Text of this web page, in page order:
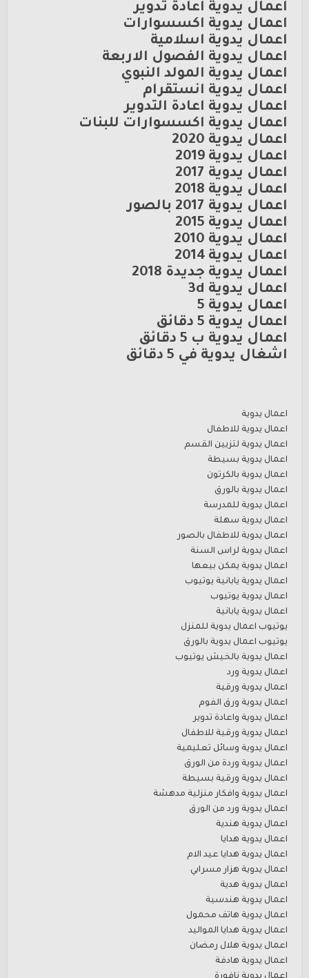
اعمال يدوية اعادة تدوير
اعمال يدوية اكسسوارات
اعمال يدوية اسلامية
اعمال يدوية الفصول الاربعة
اعمال يدوية المولد النبوي
اعمال يدوية انستقرام
اعمال يدوية اعادة التدوير
اعمال يدوية اكسسوارات للبنات
اعمال يدوية 2020
اعمال يدوية 2019
اعمال يدوية 2017
اعمال يدوية 2018
اعمال يدوية 2017 بالصور
اعمال يدوية 2015
اعمال يدوية 2010
اعمال يدوية 2014
اعمال يدوية جديدة 2018
اعمال يدوية 3d
اعمال يدوية 5
اعمال يدوية 5 دقائق
اعمال يدوية ب 5 دقائق
اشغال يدوية في 5 دقائق
اعمال يدوية
اعمال يدوية للاطفال
اعمال يدوية لتزيين القسم
اعمال يدوية بسيطة
اعمال يدوية بالكرتون
اعمال يدوية بالورق
اعمال يدوية للمدرسة
اعمال يدوية سهلة
اعمال يدوية للاطفال بالصور
اعمال يدوية لراس السنة
اعمال يدوية يمكن بيعها
اعمال يدوية يابانية يوتيوب
اعمال يدوية يوتيوب
اعمال يدوية يابانية
يوتيوب اعمال يدوية للمنزل
يوتيوب اعمال يدوية بالورق
اعمال يدوية بالخيش يوتيوب
اعمال يدوية ورد
اعمال يدوية ورقية
اعمال يدوية ورق الفوم
اعمال يدوية واعادة تدوير
اعمال يدوية ورقية للاطفال
اعمال يدوية وسائل تعليمية
اعمال يدوية وردة من الورق
اعمال يدوية ورقية بسيطة
اعمال يدوية وافكار منزلية مدهشة
اعمال يدوية ورد من الورق
اعمال يدوية هندية
اعمال يدوية هدايا
اعمال يدوية هدايا عيد الام
اعمال يدوية هزار مسرابي
اعمال يدوية هدية
اعمال يدوية هندسية
اعمال يدوية هاتف محمول
اعمال يدوية هدايا المواليد
اعمال يدوية هلال رمضان
اعمال يدوية هادفة